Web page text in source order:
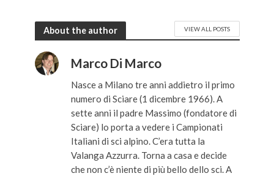
About the author VIEW ALL POSTS
Marco Di Marco
Nasce a Milano tre anni addietro il primo
numero di Sciare (1 dicembre 1966). A
sette anni il padre Massimo (fondatore di
Sciare) lo porta a vedere i Campionati
Italiani di sci alpino. C’era tutta la
Valanga Azzurra. Torna a casa e decide
che non c’è niente di più bello dello sci. A